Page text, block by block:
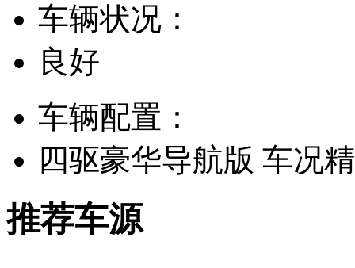
车辆状况：
良好
车辆配置：
四驱豪华导航版 车况
推荐车源